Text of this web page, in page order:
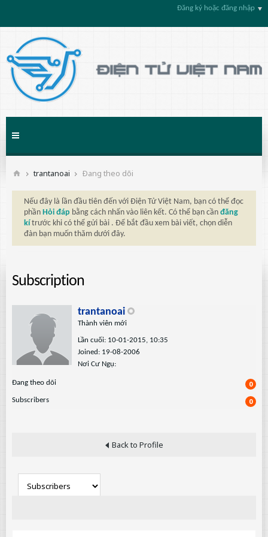
Đăng ký hoặc đăng nhập
trantanoai Ðang theo dõi
Nếu đây là lần đầu tiên đến với Điện Tử Việt Nam, bạn có thể đọc
phần Hỏi đáp bằng cách nhấn vào liên kết. Có thể bạn cần đăng
kí trước khi có thể gửi bài . Để bắt đầu xem bài viết, chọn diễn
đàn bạn muốn thăm dưới đây.
Subscription
trantanoai
Thành viên mới
Lần cuối: 10-01-2015, 10:35
Joined: 19-08-2006
Nơi Cư Ngụ:
Ðang theo dõi 0
Subscribers 0
Back to Profile